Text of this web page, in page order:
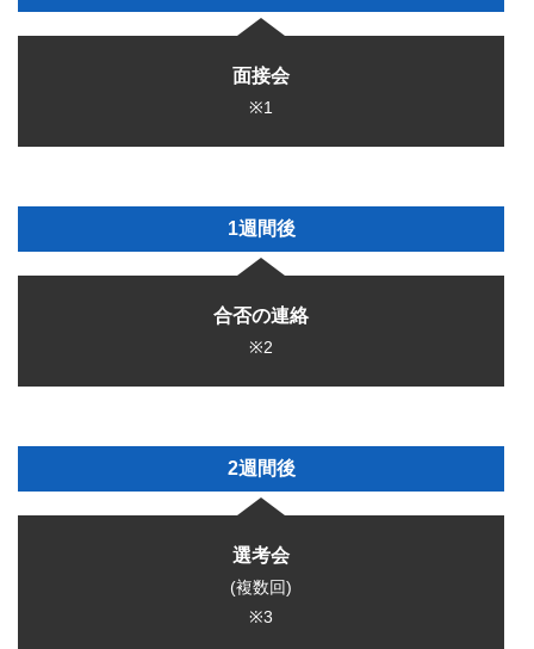
面接会
※1
1週間後
合否の連絡
※2
2週間後
選考会
(複数回)
※3